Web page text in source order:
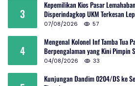
3
Kepemilikan Kios Pasar
Disperindagkop UKM Terkesan
07/08/2026 57
4
Mengenal Kolonel Inf Tamba Tua
Berpengalaman yang Kini Pimpin
04/08/2026 33
Kunjungan Dandim 0204/DS ke